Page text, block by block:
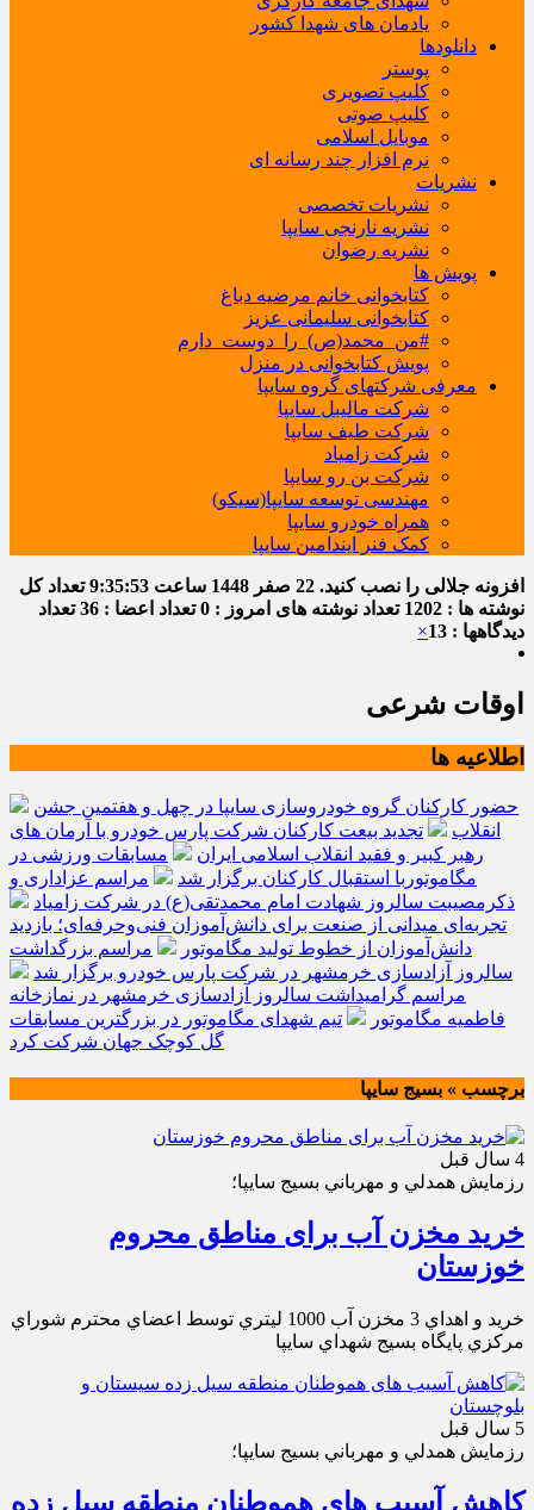
یادمان های شهدا کشور
دانلودها
پوستر
کلیپ تصویری
کلیپ صوتی
موبایل اسلامی
نرم افزار چند رسانه ای
نشریات
نشریات تخصصی
نشریه نارنجی سایپا
نشریه رضوان
پویش ها
کتابخوانی خانم مرضیه دباغ
کتابخوانی سلیمانی عزیز
#من_محمد(ص)_را_دوست_دارم
پویش کتابخوانی در منزل
معرفی شرکتهای گروه سایپا
شرکت مالیبل سایپا
شرکت طیف سایپا
شرکت زامیاد
شرکت بن رو سایپا
مهندسی توسعه سایپا(سیکو)
همراه خودرو سایپا
کمک فنر ایندامین سایپا
افزونه جلالی را نصب کنید. 22 صفر 1448 ساعت 9:35:54تعداد کل
نوشته ها : 1202
تعداد نوشته های امروز : 0 تعداد اعضا : 36
تعداد
دیدگاهها : 13
×
اوقات شرعی
اطلاعیه ها
حضور کارکنان گروه خودروسازی سایپا در چهل و هفتمین جشن
انقلاب
تجدید بیعت کارکنان شرکت پارس خودرو با آرمان های
رهبر کبیر و فقید انقلاب اسلامی ایران
مسابقات ورزشی در
مگاموتوربا استقبال کارکنان برگزار شد
مراسم عزاداری و
ذکرمصیبت سالروز شهادت امام محمدتقی(ع) در شرکت زامیاد
تجربه‌ای میدانی از صنعت برای دانش‌آموزان فنی‌وحرفه‌ای؛ بازدید
دانش‌آموزان از خطوط تولید مگاموتور
مراسم بزرگداشت
سالروز آزادسازی خرمشهر در شرکت پارس خودرو برگزار شد
مراسم گرامیداشت سالروز آزادسازی خرمشهر در نمازخانه
فاطمیه مگاموتور
تیم شهدای مگاموتور در بزرگترین مسابقات
گل کوچک جهان شرکت کرد
برچسب » بسيج سايپا
4 سال قبل
رزمايش همدلي و مهرباني بسيج سايپا؛
خرید مخزن آب برای مناطق محروم
خوزستان
خريد و اهداي 3 مخزن آب 1000 ليتري توسط اعضاي محترم شوراي
مركزي پايگاه بسيج شهداي سايپا
5 سال قبل
رزمايش همدلي و مهرباني بسيج سايپا؛
کاهش آسیب های هموطنان منطقه سیل زده